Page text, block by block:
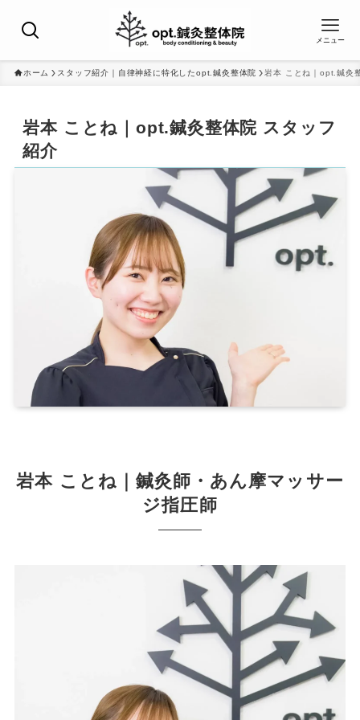
メニュー
ホーム スタッフ紹介｜自律神経に特化したopt.鍼灸整体院 岩本 ことね｜opt.鍼灸
岩本 ことね｜opt.鍼灸整体院 スタッフ
紹介
岩本 ことね｜鍼灸師・あん摩マッサー
ジ指圧師